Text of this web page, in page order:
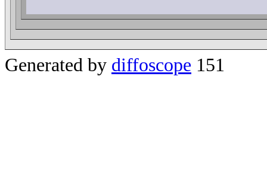
Generated by diffoscope 151